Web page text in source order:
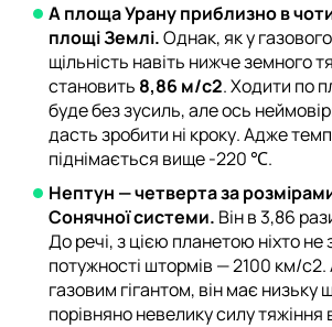
А площа Урану приблизно в
площі Землі.Однак, як у
щільність навіть нижче земного
становить 8,86 м/с2. Ходити по
буде без зусиль, але ось
дасть зробити ні кроку. Адже
піднімається вище -220 ℃.
Нептун — четверта за
Сонячної системи. Він в 3,86
До речі, з цією планетою ніхто не
потужності штормів — 2100 км/
газовим гігантом, він має низьку
порівняно невелику силу тяжіння